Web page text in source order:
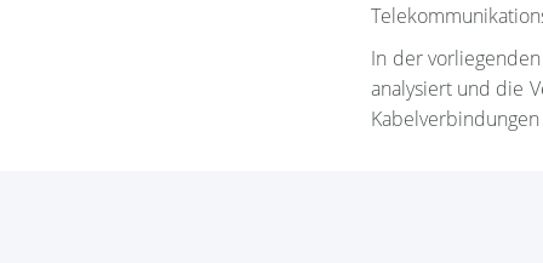
In der
analysiert und die